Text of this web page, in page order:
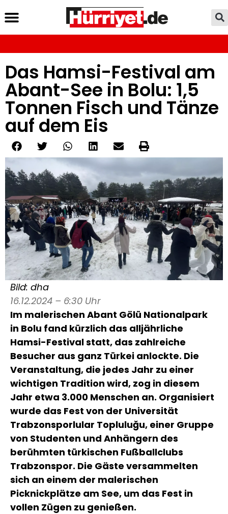
Das Hamsi-Festival am
Abant-See in Bolu: 1,5
Tonnen Fisch und Tänze
auf dem Eis
Bild: dha
16.12.2024 – 6:30 Uhr
Im malerischen Abant Gölü Nationalpark
in Bolu fand kürzlich das alljährliche
Hamsi-Festival statt, das zahlreiche
Besucher aus ganz Türkei anlockte. Die
Veranstaltung, die jedes Jahr zu einer
wichtigen Tradition wird, zog in diesem
Jahr etwa 3.000 Menschen an. Organisiert
wurde das Fest von der Universität
Trabzonsporlular Topluluğu, einer Gruppe
von Studenten und Anhängern des
berühmten türkischen Fußballclubs
Trabzonspor. Die Gäste versammelten
sich an einem der malerischen
Picknickplätze am See, um das Fest in
vollen Zügen zu genießen.